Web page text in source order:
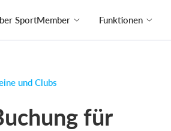
SportMember Funktionen
und Clubs
für